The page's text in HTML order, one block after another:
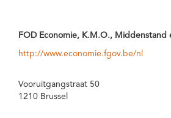
FOD Economie, K.M.O., Middenstand
http://www.economie.fgov.be/nl
Vooruitgangstraat 50
1210 Brussel